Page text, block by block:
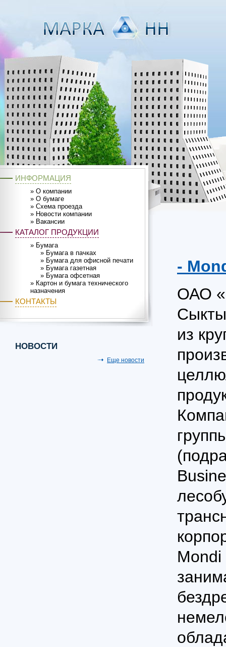
-
ОАО
из
ИНФОРМАЦИЯ
» О компании
» О бумаге
» Схема проезда
» Новости компании
» Вакансии
КАТАЛОГ ПРОДУКЦИИ
» Бумага
» Бумага в пачках
» Бумага для офисной печати
» Бумага газетная
» Бумага офсетная
» Картон и бумага технического
назначения
КОНТАКТЫ
НОВОСТИ
Еще новости